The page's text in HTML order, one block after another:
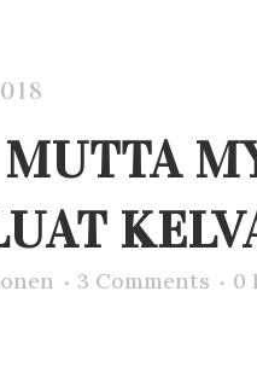
3 Comments 0